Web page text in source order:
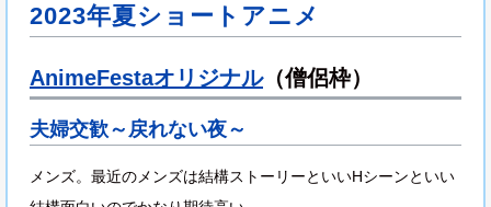
2023年夏ショートアニメ
AnimeFestaオリジナル（僧侶枠）
夫婦交歓～戻れない夜～
メンズ。最近のメンズは結構ストーリーといいHシーンといい